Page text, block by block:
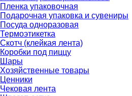
Пленка упаковочная
Подарочная упаковка и сувениры
Посуда одноразовая
Термоэтикетка
Скотч (клейкая лента)
Коробки под пиццу
Шары
Хозяйственные товары
Ценники
Чековая лента